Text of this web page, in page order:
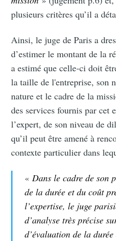
plusieurs critères qu’il a
Ainsi, le juge de Paris a
d’estimer le montant de la
a estimé que celle-ci doit
la taille de l'entreprise, son
nature et le cadre de la
des services fournis par cet
l’expert, de son niveau de
qu’il peut être amené à
contexte particulier dans
« Dans le cadre de son
de la durée et du coût
l’expertise, le juge
d’analyse très précise
d’évaluation de la